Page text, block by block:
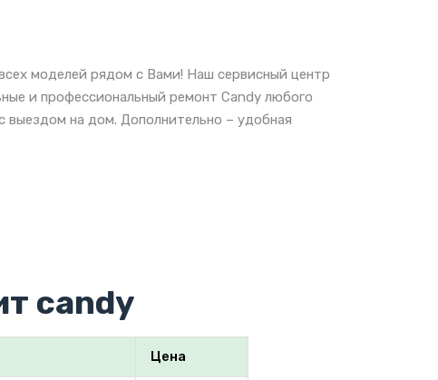
моделей рядом с Вами! Наш сервисный центр
и профессиональный ремонт Candy любого
выездом на дом. Дополнительно – удобная
candy
Цена